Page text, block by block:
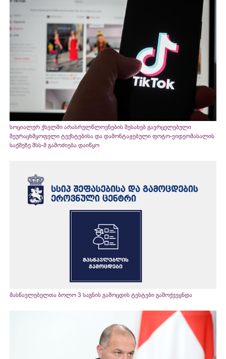
სოციალურ ქსელში არასრულწლოვნების შესახებ გავრცელებული
შეურაცხმყოფელი ტექსტებისა და დამონტაჟებული ფოტო-ვიდეომასალის
საქმეზე შსს-მ გამოძიება დაიწყო
მასწავლებელთა ბოლო 3 საგნის გამოცდის ტესტები გამოქვეყნდა